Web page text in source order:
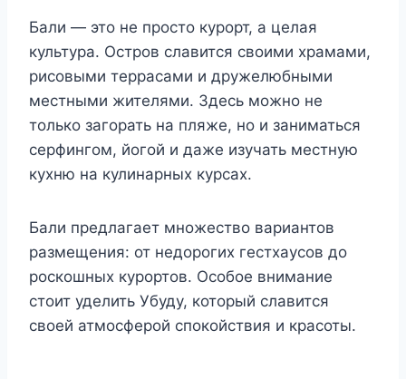
Бали — это не просто курорт, а целая
культура. Остров славится своими храмами,
рисовыми террасами и дружелюбными
местными жителями. Здесь можно не
только загорать на пляже, но и заниматься
серфингом, йогой и даже изучать местную
кухню на кулинарных курсах.
Бали предлагает множество вариантов
размещения: от недорогих гестхаусов до
роскошных курортов. Особое внимание
стоит уделить Убуду, который славится
своей атмосферой спокойствия и красоты.